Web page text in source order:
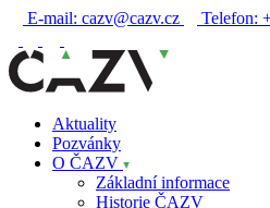
E-mail: cazv@cazv.cz Telefon:
Aktuality
Pozvánky
O ČAZV
Základní informace
Historie ČAZV